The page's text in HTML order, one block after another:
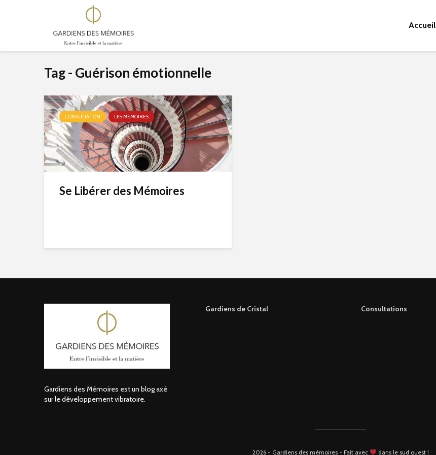
Accueil
Tag - Guérison émotionnelle
CONSULTATION LES MÉMOIRES
Se Libérer des Mémoires
Gardiens des Mémoires est un blog axé
sur le développement vibratoire.
Gardiens de Cristal Consultations
2026 - Gardiens des mémoires - Fait avec dans le sud ouest !